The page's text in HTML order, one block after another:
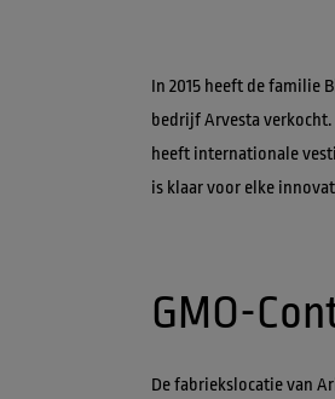
In 2015 heeft de familie
bedrijf Arvesta
heeft internationale
De fabriekslocatie van